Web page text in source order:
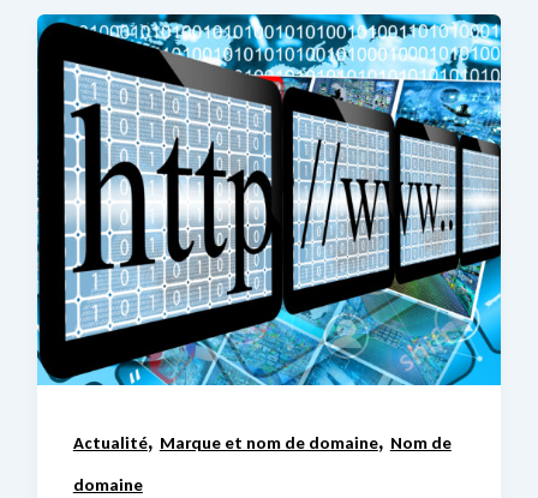
Actualité, Marque et nom de domaine, Nom de
domaine